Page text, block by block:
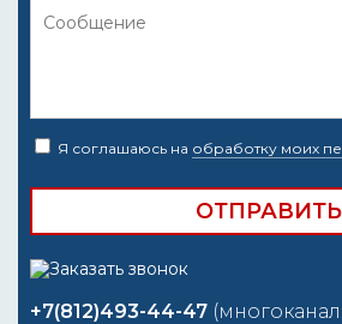
Я соглашаюсь на обработку моих
+7(812)493-44-47